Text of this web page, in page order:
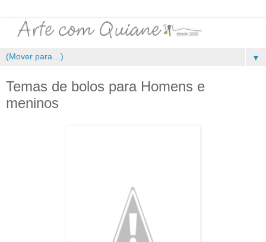
▼
Temas de bolos para Homens e
meninos